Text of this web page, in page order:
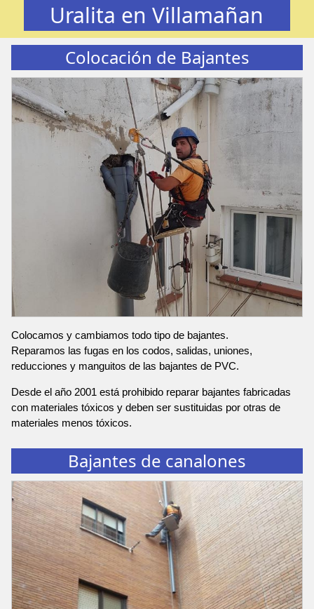
Uralita en Villamañan
Colocación de Bajantes
Colocamos y cambiamos todo tipo de bajantes.
Reparamos las fugas en los codos, salidas, uniones,
reducciones y manguitos de las bajantes de PVC.
Desde el año 2001 está prohibido reparar bajantes fabricadas
con materiales tóxicos y deben ser sustituidas por otras de
materiales menos tóxicos.
Bajantes de canalones